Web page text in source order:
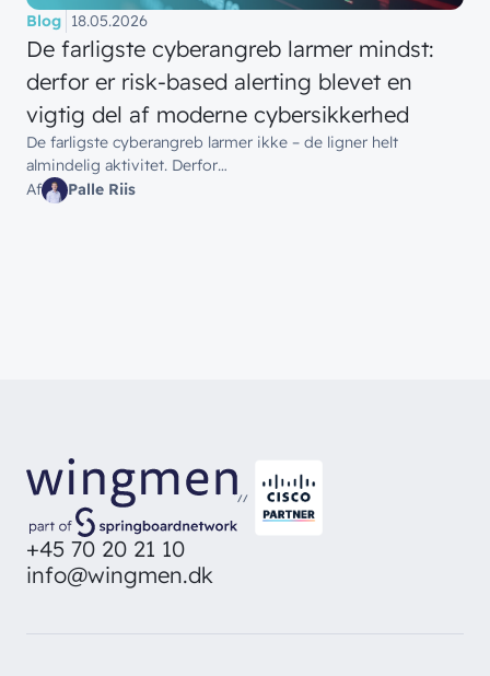
Blog 18.05.2026
De farligste cyberangreb larmer mindst:
derfor er risk-based alerting blevet en
vigtig del af moderne cybersikkerhed
De farligste cyberangreb larmer ikke – de ligner helt
almindelig aktivitet. Derfor…
Af
Palle Riis
//
+45 70 20 21 10
info@wingmen.dk